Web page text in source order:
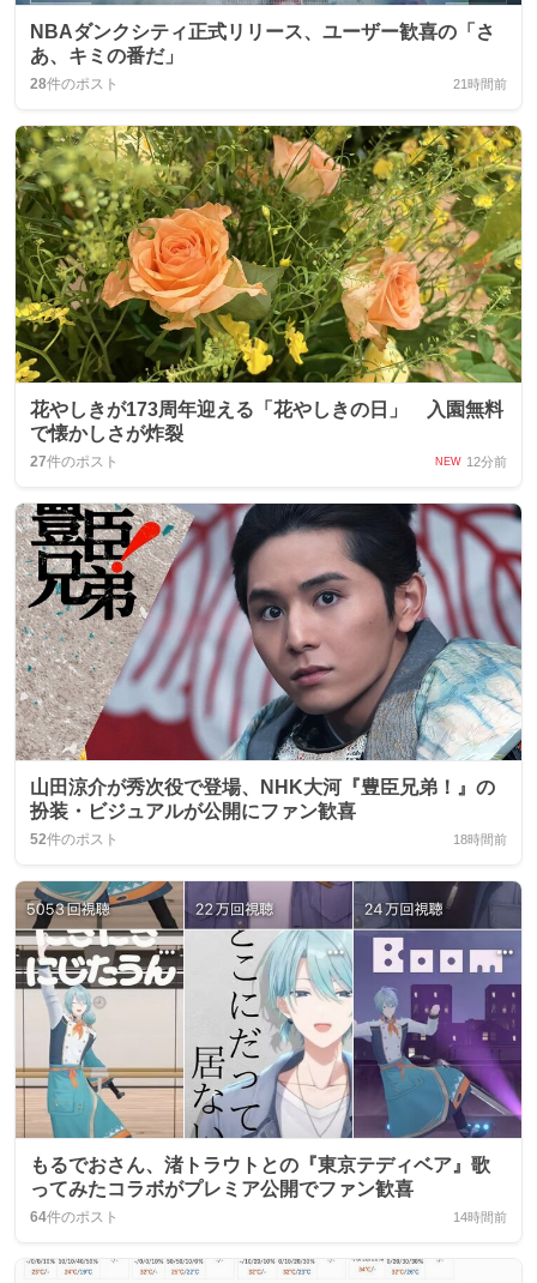
NBAダンクシティ正式リリース、ユーザー歓喜の「さ
あ、キミの番だ」
28件のポスト 21時間前
花やしきが173周年迎える「花やしきの日」 入園無料
で懐かしさが炸裂
27件のポスト NEW 12分前
山田涼介が秀次役で登場、NHK大河『豊臣兄弟！』の
扮装・ビジュアルが公開にファン歓喜
52件のポスト 18時間前
もるでおさん、渚トラウトとの『東京テディベア』歌
ってみたコラボがプレミア公開でファン歓喜
64件のポスト 14時間前